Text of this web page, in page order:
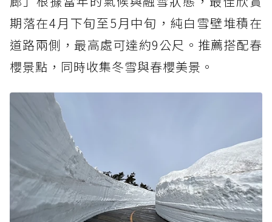
期落在4月下旬至5月中旬，純白雪壁堆積在
道路兩側，最高處可達約9公尺。推薦搭配春
櫻景點，同時收集冬雪與春櫻美景。